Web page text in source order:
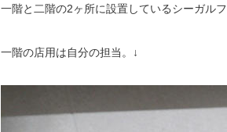
一階と二階の2ヶ所に設置しているシーガル
一階の店用は自分の担当。↓